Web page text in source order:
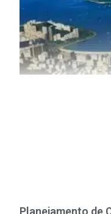
Planejamento de